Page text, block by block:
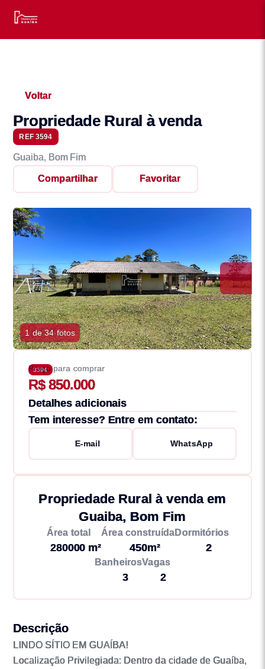
Voltar
Propriedade Rural à venda
REF 3594
Guaiba, Bom Fim
Compartilhar Favoritar
1 de 34 fotos
3594
Preço para comprar
R$ 850.000
Detalhes adicionais
Tem interesse? Entre em contato:
E-mail WhatsApp
Propriedade Rural à venda em
Guaiba, Bom Fim
Área total
280000 m²
Área construída
450m²
Dormitórios
2
Banheiros
3
Vagas
2
Descrição
LINDO SÍTIO EM GUAÍBA!
Localização Privilegiada: Dentro da cidade de Guaíba,